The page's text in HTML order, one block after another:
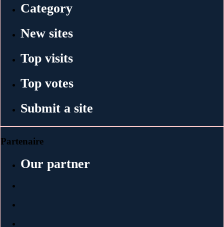
Category
New sites
Top visits
Top votes
Submit a site
Partenaire
Our partner